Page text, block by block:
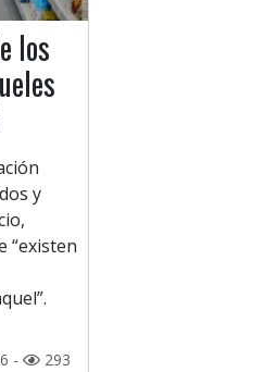
los
y
“existen
- 293